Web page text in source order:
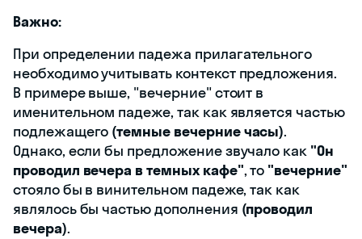
Важно:
При определении падежа прилагательного
необходимо учитывать контекст предложения.
В примере выше, "вечерние" стоит в
именительном падеже, так как является частью
подлежащего (темные вечерние часы).
Однако, если бы предложение звучало как "Он
проводил вечера в темных кафе", то "вечерние"
стояло бы в винительном падеже, так как
являлось бы частью дополнения (проводил
вечера).